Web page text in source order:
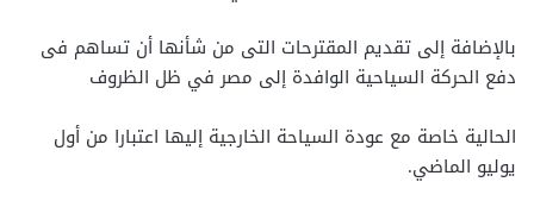
بالإضافة إلى تقديم المقترحات التى من شأنها أن تساهم فى
دفع الحركة السياحية الوافدة إلى مصر في ظل الظروف
الحالية خاصة مع عودة السياحة الخارجية إليها اعتبارا من أول
يوليو الماضي.